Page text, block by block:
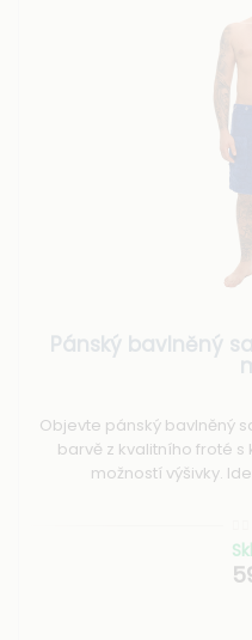
Pánský bavlněný
Objevte pánský bavlněný
barvě z kvalitního froté
možností výšivky.